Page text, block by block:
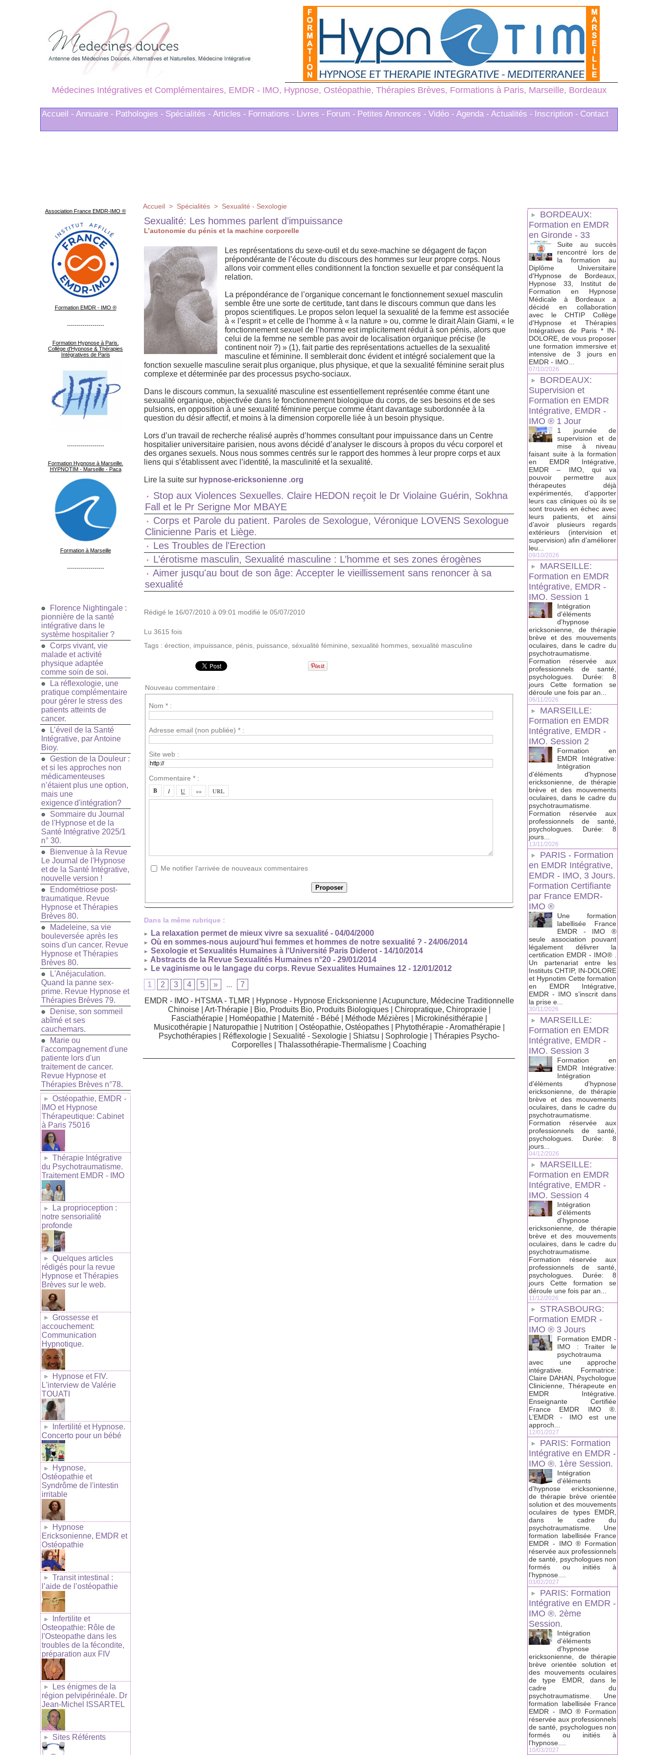
Médecines Intégratives et Complémentaires, EMDR - IMO, Hypnose, Ostéopathie, Thérapies Brèves, Formations à Paris, Marseille, Bordeaux
Accueil - Annuaire - Pathologies - Spécialités - Articles - Formations - Livres - Forum - Petites Annonces - Vidéo - Agenda - Actualités - Inscription - Contact
Association France EMDR-IMO ®
Formation EMDR - IMO ®
-------------------
Formation Hypnose à Paris.
Collège d'Hypnose & Thérapies
Intégratives de Paris
-------------------
Formation Hypnose à Marseille.
HYPNOTIM - Marseille - Paca
Formation à Marseille
-------------------
Florence Nightingale :
pionnière de la santé
intégrative dans le
système hospitalier ?
Corps vivant, vie
malade et activité
physique adaptée
comme soin de soi.
La réflexologie, une
pratique complémentaire
pour gérer le stress des
patients atteints de
cancer.
L’éveil de la Santé
Intégrative, par Antoine
Bioy.
Gestion de la Douleur :
et si les approches non
médicamenteuses
n’étaient plus une option,
mais une
exigence d'intégration?
Sommaire du Journal
de l'Hypnose et de la
Santé Intégrative 2025/1
n° 30.
Bienvenue à la Revue
Le Journal de l'Hypnose
et de la Santé Intégrative,
nouvelle version !
Endométriose post-
traumatique. Revue
Hypnose et Thérapies
Brèves 80.
Madeleine, sa vie
bouleversée après les
soins d'un cancer. Revue
Hypnose et Thérapies
Brèves 80.
L'Anéjaculation.
Quand la panne sex-
prime. Revue Hypnose et
Thérapies Brèves 79.
Denise, son sommeil
abîmé et ses
cauchemars.
Marie ou
l'accompagnement d'une
patiente lors d'un
traitement de cancer.
Revue Hypnose et
Thérapies Brèves n°78.
Ostéopathie, EMDR -
IMO et Hypnose
Thérapeutique: Cabinet
à Paris 75016
Thérapie Intégrative
du Psychotraumatisme.
Traitement EMDR - IMO
La proprioception :
notre sensorialité
profonde
Quelques articles
rédigés pour la revue
Hypnose et Thérapies
Brèves sur le web.
Grossesse et
accouchement:
Communication
Hypnotique.
Hypnose et FIV.
L'interview de Valérie
TOUATI
Infertilité et Hypnose.
Concerto pour un bébé
Hypnose,
Ostéopathie et
Syndrôme de l'intestin
irritable
Hypnose
Ericksonienne, EMDR et
Ostéopathie
Transit intestinal :
l’aide de l’ostéopathie
Infertilite et
Osteopathie: Rôle de
l'Osteopathe dans les
troubles de la fécondite,
préparation aux FIV
Les énigmes de la
région pelvipérinéale. Dr
Jean-Michel ISSARTEL
Sites Référents
Accueil > Spécialités > Sexualité - Sexologie
Sexualité: Les hommes parlent d’impuissance
L’autonomie du pénis et la machine corporelle
Les représentations du sexe-outil et du sexe-machine se dégagent de façon
prépondérante de l’écoute du discours des hommes sur leur propre corps. Nous
allons voir comment elles conditionnent la fonction sexuelle et par conséquent la
relation.
La prépondérance de l’organique concernant le fonctionnement sexuel masculin
semble être une sorte de certitude, tant dans le discours commun que dans les
propos scientifiques. Le propos selon lequel la sexualité de la femme est associée
à « l’esprit » et celle de l’homme à « la nature » ou, comme le dirait Alain Giami, « le
fonctionnement sexuel de l’homme est implicitement réduit à son pénis, alors que
celui de la femme ne semble pas avoir de localisation organique précise (le
continent noir ?) » (1), fait partie des représentations actuelles de la sexualité
masculine et féminine. Il semblerait donc évident et intégré socialement que la
fonction sexuelle masculine serait plus organique, plus physique, et que la sexualité féminine serait plus
complexe et déterminée par des processus psycho-sociaux.
Dans le discours commun, la sexualité masculine est essentiellement représentée comme étant une
sexualité organique, objectivée dans le fonctionnement biologique du corps, de ses besoins et de ses
pulsions, en opposition à une sexualité féminine perçue comme étant davantage subordonnée à la
question du désir affectif, et moins à la dimension corporelle liée à un besoin physique.
Lors d’un travail de recherche réalisé auprès d’hommes consultant pour impuissance dans un Centre
hospitalier universitaire parisien, nous avons décidé d’analyser le discours à propos du vécu corporel et
des organes sexuels. Nous nous sommes centrés sur le rapport des hommes à leur propre corps et aux
liens qui s’établissent avec l’identité, la masculinité et la sexualité.
Lire la suite sur hypnose-ericksonienne .org
Stop aux Violences Sexuelles. Claire HEDON reçoit le Dr Violaine Guérin, Sokhna
Fall et le Pr Serigne Mor MBAYE
Corps et Parole du patient. Paroles de Sexologue, Véronique LOVENS Sexologue
Clinicienne Paris et Liège.
Les Troubles de l'Erection
L’érotisme masculin, Sexualité masculine : L’homme et ses zones érogènes
Aimer jusqu'au bout de son âge: Accepter le vieillissement sans renoncer à sa
sexualité
Rédigé le 16/07/2010 à 09:01 modifié le 05/07/2010
Lu 3615 fois
Tags : érection impuissance pénis puissance séxualité féminine sexualité hommes sexualité masculine
Nouveau commentaire :
Nom * :
Adresse email (non publiée) * :
Site web :
Commentaire * :
Me notifier l'arrivée de nouveaux commentaires
Dans la même rubrique :
La relaxation permet de mieux vivre sa sexualité - 04/04/2000
Où en sommes-nous aujourd’hui femmes et hommes de notre sexualité ? - 24/06/2014
Sexologie et Sexualités Humaines à l'Université Paris Diderot - 14/10/2014
Abstracts de la Revue Sexualités Humaines n°20 - 29/01/2014
Le vaginisme ou le langage du corps. Revue Sexualites Humaines 12 - 12/01/2012
1
2 3 4 5 » ...
7
EMDR - IMO - HTSMA - TLMR
Hypnose - Hypnose Ericksonienne
Acupuncture, Médecine Traditionnelle
Chinoise
Art-Thérapie Bio, Produits Bio, Produits Biologiques Chiropratique, Chiropraxie
Fasciathérapie
Homéopathie Maternité - Bébé Méthode Mézières Microkinésithérapie
Musicothérapie
Naturopathie Nutrition Ostéopathie, Ostéopathes Phytothérapie - Aromathérapie
Psychothérapies
Réflexologie Sexualité - Sexologie Shiatsu Sophrologie
Thérapies Psycho-
Corporelles
Thalassothérapie-Thermalisme Coaching
BORDEAUX:
Formation en EMDR
en Gironde - 33
Suite au succès
rencontré lors de
la formation au
Diplôme Universitaire
d'Hypnose de Bordeaux,
Hypnose 33, Institut de
Formation en Hypnose
Médicale à Bordeaux a
décidé en collaboration
avec le CHTIP Collège
d'Hypnose et Thérapies
Intégratives de Paris * IN-
DOLORE, de vous proposer
une formation immersive et
intensive de 3 jours en
EMDR - IMO...
07/10/2026
BORDEAUX:
Supervision et
Formation en EMDR
Intégrative, EMDR -
IMO ® 1 Jour
1 journée de
supervision et de
mise à niveau
faisant suite à la formation
en EMDR Intégrative,
EMDR – IMO, qui va
pouvoir permettre aux
thérapeutes déjà
expérimentés, d’apporter
leurs cas cliniques où ils se
sont trouvés en échec avec
leurs patients, et ainsi
d’avoir plusieurs regards
extérieurs (intervision et
supervision) afin d’améliorer
leu...
09/10/2026
MARSEILLE:
Formation en EMDR
Intégrative, EMDR -
IMO. Session 1
Intégration
d'éléments
d'hypnose
ericksonienne, de thérapie
brève et des mouvements
oculaires, dans le cadre du
psychotraumatisme.
Formation réservée aux
professionnels de santé,
psychologues. Durée: 8
jours Cette formation se
déroule une fois par an...
06/11/2026
MARSEILLE:
Formation en EMDR
Intégrative, EMDR -
IMO. Session 2
Formation en
EMDR Intégrative:
Intégration
d'éléments d'hypnose
ericksonienne, de thérapie
brève et des mouvements
oculaires, dans le cadre du
psychotraumatisme.
Formation réservée aux
professionnels de santé,
psychologues. Durée: 8
jours...
13/11/2026
PARIS - Formation
en EMDR Intégrative,
EMDR - IMO, 3 Jours.
Formation Certifiante
par France EMDR-
IMO ®
Une formation
labellisée France
EMDR - IMO ®
seule association pouvant
légalement délivrer la
certification EMDR - IMO® .
Un partenariat entre les
Instituts CHTIP, IN-DOLORE
et Hypnotim Cette formation
en EMDR Intégrative,
EMDR - IMO s’inscrit dans
la prise e...
30/11/2026
MARSEILLE:
Formation en EMDR
Intégrative, EMDR -
IMO. Session 3
Formation en
EMDR Intégrative:
Intégration
d'éléments d'hypnose
ericksonienne, de thérapie
brève et des mouvements
oculaires, dans le cadre du
psychotraumatisme.
Formation réservée aux
professionnels de santé,
psychologues. Durée: 8
jours...
04/12/2026
MARSEILLE:
Formation en EMDR
Intégrative, EMDR -
IMO. Session 4
Intégration
d'éléments
d'hypnose
ericksonienne, de thérapie
brève et des mouvements
oculaires, dans le cadre du
psychotraumatisme.
Formation réservée aux
professionnels de santé,
psychologues. Durée: 8
jours Cette formation se
déroule une fois par an...
11/12/2026
STRASBOURG:
Formation EMDR -
IMO ® 3 Jours
Formation EMDR -
IMO : Traiter le
psychotrauma
avec une approche
intégrative. Formatrice:
Claire DAHAN, Psychologue
Clinicienne, Thérapeute en
EMDR Intégrative.
Enseignante Certifiée
France EMDR IMO ®.
L’EMDR - IMO est une
approch...
12/01/2027
PARIS: Formation
Intégrative en EMDR -
IMO ®. 1ère Session.
Intégration
d'éléments
d'hypnose ericksonienne,
de thérapie brève orientée
solution et des mouvements
oculaires de types EMDR,
dans le cadre du
psychotraumatisme. Une
formation labellisée France
EMDR - IMO ® Formation
réservée aux professionnels
de santé, psychologues non
formés ou initiés à
l’hypnose....
03/02/2027
PARIS: Formation
Intégrative en EMDR -
IMO ®. 2ème
Session.
Intégration
d'éléments
d'hypnose
ericksonienne, de thérapie
brève orientée solution et
des mouvements oculaires
de type EMDR, dans le
cadre du
psychotraumatisme. Une
formation labellisée France
EMDR - IMO ® Formation
réservée aux professionnels
de santé, psychologues non
formés ou initiés à
l’hypnose....
10/03/2027